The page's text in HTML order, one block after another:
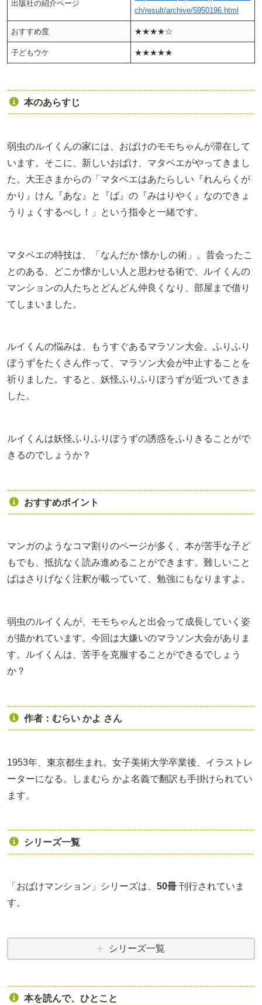
出版社の紹介ページ
ch/result/archive/5950196.html
おすすめ度 ★★★★☆
子どもウケ ★★★★★
本のあらすじ
弱虫のルイくんの家には、おばけのモモちゃんが滞在して
います。そこに、新しいおばけ、マタベエがやってきまし
た。大王さまからの「マタベエはあたらしい『れんらくが
かり』けん『あな』と『ば』の『みはりやく』なのできょ
うりょくするべし！」という指令と一緒です。
マタベエの特技は、「なんだか 懐かしの術」。昔会ったこ
とのある、どこか懐かしい人と思わせる術で、ルイくんの
マンションの人たちとどんどん仲良くなり、部屋まで借り
てしまいました。
ルイくんの悩みは、もうすぐあるマラソン大会。ふりふり
ぼうずをたくさん作って、マラソン大会が中止することを
祈りました。すると、妖怪ふりふりぼうずが近づいてきま
した。
ルイくんは妖怪ふりふりぼうずの誘惑をふりきることがで
きるのでしょうか？
おすすめポイント
マンガのようなコマ割りのページが多く、本が苦手な子ど
もでも、抵抗なく読み進めることができます。難しいこと
ばはさりげなく注釈が載っていて、勉強にもなりますよ。
弱虫のルイくんが、モモちゃんと出会って成長していく姿
が描かれています。今回は大嫌いのマラソン大会がありま
す。ルイくんは、苦手を克服することができるでしょう
か？
作者：むらい かよ さん
1953年、東京都生まれ。女子美術大学卒業後、イラストレ
ーターになる。しまむら かよ名義で翻訳も手掛けられてい
ます。
シリーズ一覧
「おばけマンション」シリーズは、 50冊 刊行されていま
す。
シリーズ一覧
本を読んで、ひとこと